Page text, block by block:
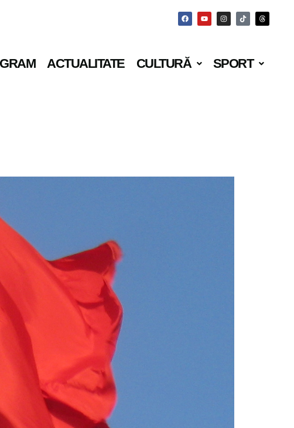
ACTUALITATE CULTURĂ SPORT